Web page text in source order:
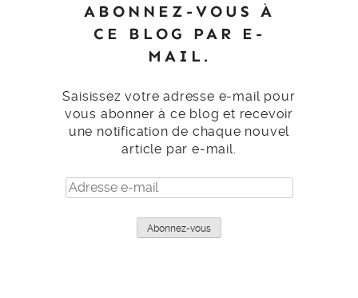
ABONNEZ-VOUS À
CE BLOG PAR E-
MAIL.
Saisissez votre adresse e-mail pour
vous abonner à ce blog et recevoir
une notification de chaque nouvel
article par e-mail.
Adresse
e-
Abonnez-vous